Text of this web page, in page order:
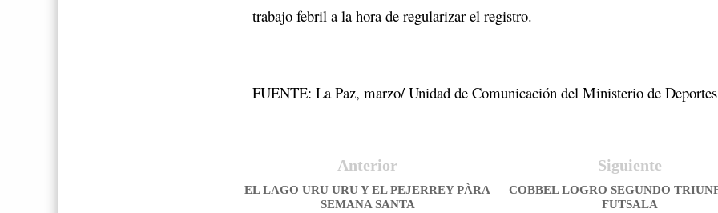
trabajo febril a la hora de regularizar el registro.
FUENTE: La Paz, marzo/ Unidad de Comunicación del Ministerio de Deportes
Siguiente
COBBEL LOGRO SEGUNDO
FUTSALA
Anterior
EL LAGO URU URU Y EL PEJERREY PÀRA
SEMANA SANTA